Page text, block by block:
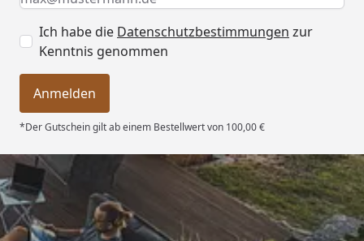
Ich habe die Datenschutzbestimmungen zur
Kenntnis genommen
Anmelden
*Der Gutschein gilt ab einem Bestellwert von 100,00 €
Trusted Shops